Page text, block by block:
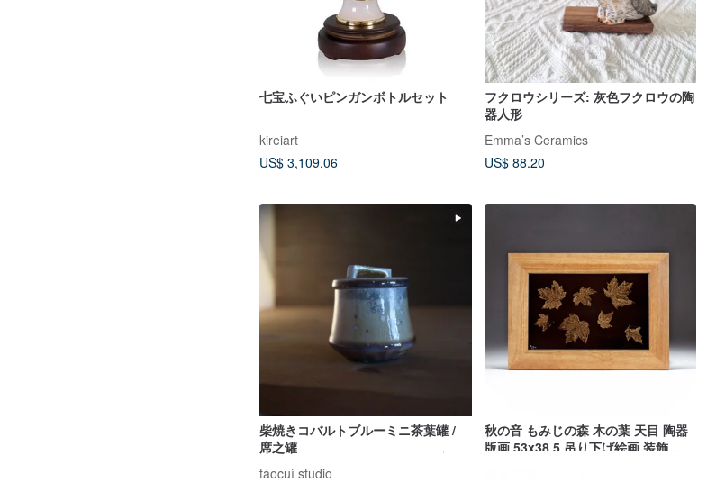
七宝ふぐいピンガンボトルセット
kireiart
US$ 3,109.06
フクロウシリーズ: 灰色フクロウの陶
器人形
Emma’s Ceramics
US$ 88.20
柴焼きコバルトブルーミニ茶葉罐 /
席之罐
táocuì studio
秋の音 もみじの森 木の葉 天目 陶器
版画 53x38.5 吊り下げ絵画 装飾 装